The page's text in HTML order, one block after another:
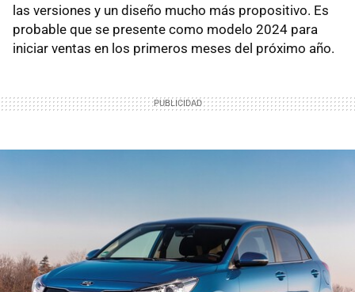
las versiones y un diseño mucho más propositivo. Es
probable que se presente como modelo 2024 para
iniciar ventas en los primeros meses del próximo año.